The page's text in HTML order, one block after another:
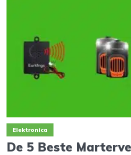
Elektronica
De 5 Beste